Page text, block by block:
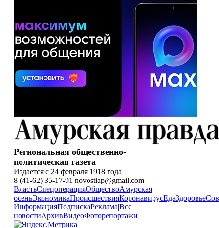
Региональная общественно-
политическая газета
Издается с 24 февраля 1918 года
8 (41-62) 35-17-91 novostiap@gmail.com
ВластьСпецоперацияОбществоАмурская
осеньЭкономикаПроисшествияКоронавирусЕдаЗдоровье
ИнформацияПодпискаРеклама|Все
новостиАрхивВидеоФоторепортажи